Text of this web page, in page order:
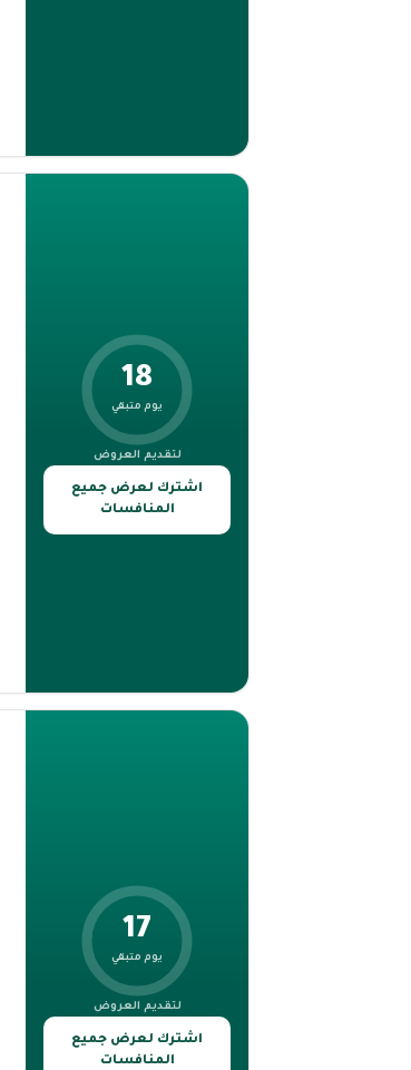
18
يوم متبقي
لتقديم العروض
اشترك لعرض جميع
المنافسات
17
يوم متبقي
لتقديم العروض
اشترك لعرض جميع
المنافسات